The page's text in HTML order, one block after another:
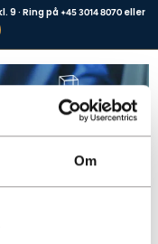
Om
9 · Ring på +45 3014 8070eller